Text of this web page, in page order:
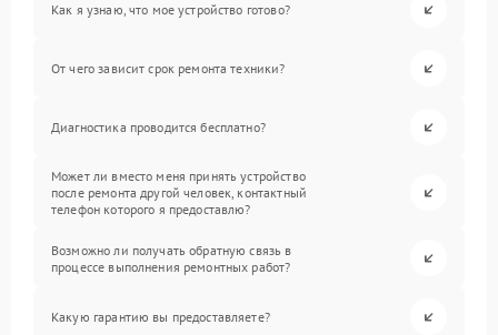
Как я узнаю, что мое устройство готово?
От чего зависит срок ремонта техники?
Диагностика проводится бесплатно?
Может ли вместо меня принять устройство
после ремонта другой человек, контактный
телефон которого я предоставлю?
Возможно ли получать обратную связь в
процессе выполнения ремонтных работ?
Какую гарантию вы предоставляете?